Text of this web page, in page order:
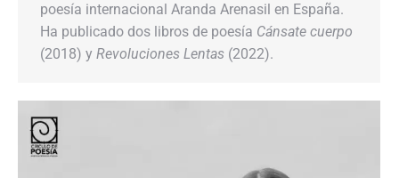
poesía internacional Aranda Arenasil en España.
Ha publicado dos libros de poesía Cánsate cuerpo
(2018) y Revoluciones Lentas (2022).